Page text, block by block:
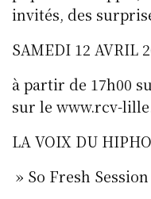
invités, des
SAMEDI 12 AVRIL
à partir de 17h00
sur le www.rcv-
LA VOIX DU
» So Fresh